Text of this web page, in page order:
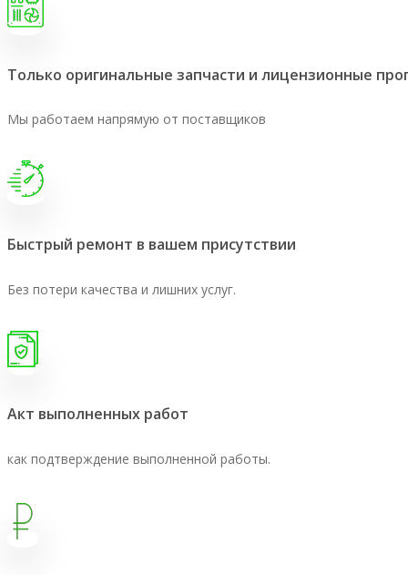
Только оригинальные запчасти и лицензионные
Мы работаем напрямую от поставщиков
Быстрый ремонт в вашем присутствии
Без потери качества и лишних услуг.
Акт выполненных работ
как подтверждение выполненной работы.